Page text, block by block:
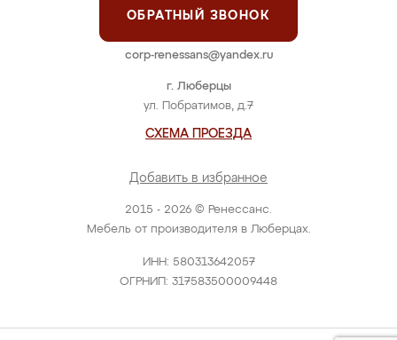
2015 - 2026 © Ренессанс.
Мебель от производителя в Люберцах.
ИНН: 580313642057
ОГРНИП: 317583500009448
г. Люберцы
ул. Побратимов, д.7
СХЕМА ПРОЕЗДА
Добавить в избранное
ОБРАТНЫЙ ЗВОНОК
corp-renessans@yandex.ru